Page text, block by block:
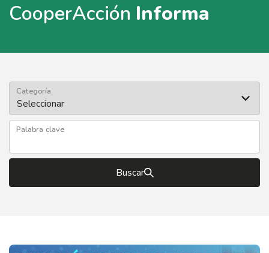
CooperAcción Informa
Categoría
Palabra clave
Buscar